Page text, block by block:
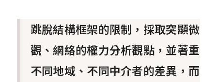
跳脫結構框架的限制，採取突顯微
觀、網絡的權力分析觀點，並著重
不同地域、不同中介者的差異，而